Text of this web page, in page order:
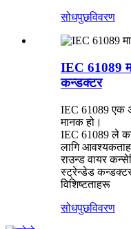
सोधपुछविवरण
IEC 61089
कन्डक्टर
IEC 61089 एक
मानक हो।
IEC 61089 ले
लागि
राउन्ड वायर
स्ट्रेन्डेड
विशिष्टताहरू
सोधपुछविवरण